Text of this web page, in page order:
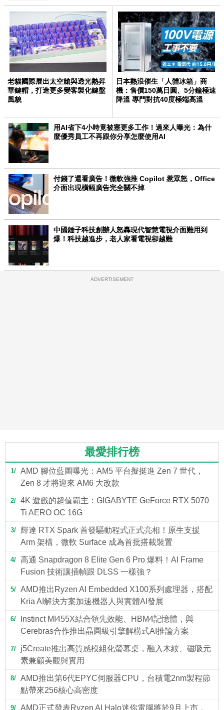
老貓國際展出太空艙與透光熱昇
華鍵帽，打造更多變客製化鍵盤
風貌
日本熱浪催生「人體冰箱」商
機：售價150萬日圓、5分鐘極速
降溫 專門對抗40度極端高溫
用AI省下4小時竟被塞更多工作！過來人曝光：為什
麼優秀員工不再跟你分享怎麼使用AI
付錢了還看廣告！微軟強推 Copilot 惹眾怒，Office
介面出現橫幅廣告完全關不掉
中國錘子科技創辦人怒轟現代智慧電視介面難用到
爆！科技越進步，老人家看電視卻越難
ADVERTISEMENT
最愛排行榜
1
AMD 腳位藍圖曝光：AM5 平台擬挺進 Zen 7 世代，
Zen 8 才將迎來 AM6 大改款
2
4K 遊戲的超值霸主：GIGABYTE GeForce RTX 5070
Ti AERO OC 16G
3
輝達 RTX Spark 首發驅動程式正式亮相！原生支援
Arm 架構，微軟 Surface 成為首批搭載裝置
4
高通 Snapdragon 8 Elite Gen 6 Pro 爆料！AI Frame
Fusion 技術讓插幀跟 DLSS 一樣強？
5
AMD推出Ryzen AI Embedded X100系列處理器，搭配
Kria AI解決方案加速機器人與實體AI發展
6
Instinct MI455X結合領先效能、HBM4記憶體，與
Cerebras合作推出晶圓級引擎解構式AI推論方案
7
j5Create推出高質感模組化螢幕桌，融入木紋、磁吸元
素兼顧美觀與實用
8
AMD推出第6代EPYC伺服器CPU，台積電2nm製程節
點帶來256核心高密度
9 AMD正式發表Ryzen AI Halo迷你電腦將於9月上市，